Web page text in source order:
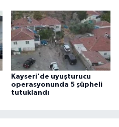
Kayseri'de uyuşturucu
operasyonunda 5 şüpheli
tutuklandı